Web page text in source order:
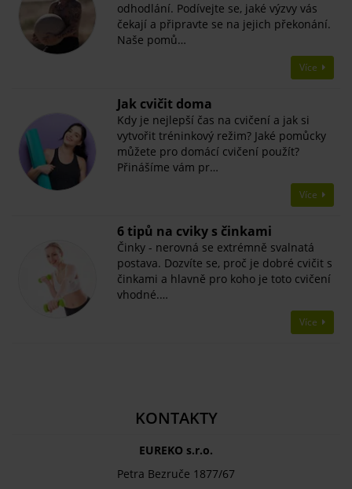
odhodlání. Podívejte se, jaké výzvy vás
čekají a připravte se na jejich překonání.
Naše pomů…
Více
Jak cvičit doma
Kdy je nejlepší čas na cvičení a jak si
vytvořit tréninkový režim? Jaké pomůcky
můžete pro domácí cvičení použít?
Přinášíme vám pr…
Více
​6 tipů na cviky s činkami
Činky - nerovná se extrémně svalnatá
postava. Dozvíte se, proč je dobré cvičit s
činkami a hlavně pro koho je toto cvičení
vhodné.…
Více
KONTAKTY
EUREKO s.r.o.
Petra Bezruče 1877/67